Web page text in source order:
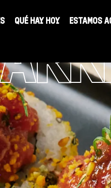
QUÉ HAY HOY ESTAMOS